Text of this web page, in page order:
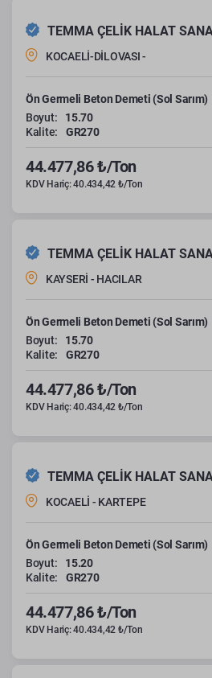
TEMMA ÇELİK HALAT
KOCAELİ-DİLOVASI -
Ön Germeli Beton Demeti (Sol Sarım)
Boyut:
15.70
Kalite:
GR270
44.477,86 ₺/Ton
KDV Hariç: 40.434,42 ₺/Ton
TEMMA ÇELİK HALAT
KAYSERİ - HACILAR
Ön Germeli Beton Demeti (Sol Sarım)
Boyut:
15.70
Kalite:
GR270
44.477,86 ₺/Ton
KDV Hariç: 40.434,42 ₺/Ton
TEMMA ÇELİK HALAT
KOCAELİ - KARTEPE
Ön Germeli Beton Demeti (Sol Sarım)
Boyut:
15.20
Kalite:
GR270
44.477,86 ₺/Ton
KDV Hariç: 40.434,42 ₺/Ton